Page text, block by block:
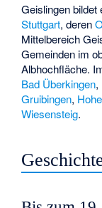
Geislingen bildet
Stuttgart, deren
Mittelbereich
Gemeinden im
Albhochfläche.
Bad Überkingen,
Gruibingen,
Wiesensteig.